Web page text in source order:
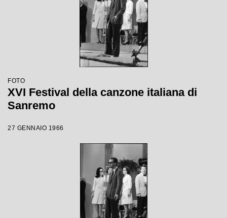
FOTO
XVI Festival della canzone italiana di
Sanremo
27 GENNAIO 1966